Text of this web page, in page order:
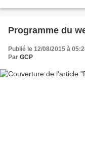
Programme du
Publié le 12/08/2015 à
Par GCP